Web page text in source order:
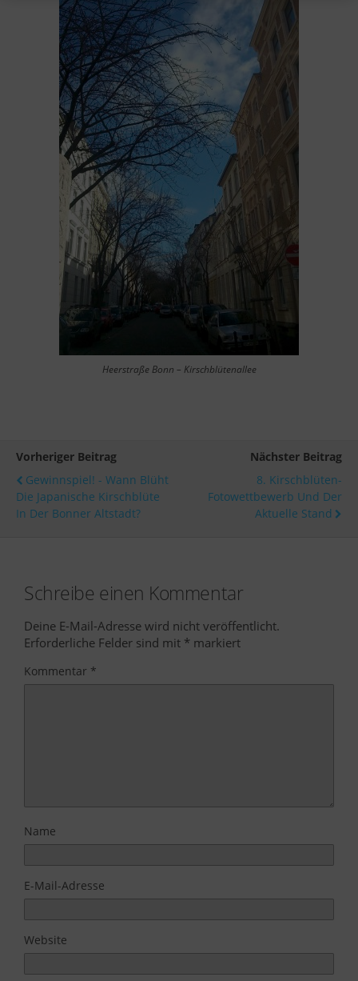
Heerstraße Bonn – Kirschblütenallee
Vorheriger Beitrag
Gewinnspiel! - Wann Blüht
Die Japanische Kirschblüte
In Der Bonner Altstadt?
Nächster Beitrag
8. Kirschblüten-
Fotowettbewerb Und Der
Aktuelle Stand
Schreibe einen Kommentar
Deine E-Mail-Adresse wird nicht veröffentlicht.
Erforderliche Felder sind mit * markiert
Kommentar *
Name
E-Mail-Adresse
Website